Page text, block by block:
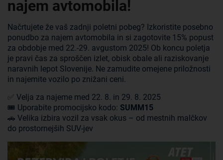
najem avtomobila!
Načrtujete že vaš zadnji poletni pobeg? Izkoristite posebno
ponudbo za najem avtomobila in si zagotovite 15% popust
za obdobje med 22.-29. avgustom 2025! Ob koncu poletja
je pravi čas za sproščen izlet, obisk obale ali raziskovanje
naravnih lepot Slovenije. Ne zamudite omejene priložnosti
in najemite vozilo po znižani ceni.
✅ Velja za najeme med 22. 8. in 29. 8. 2025
🎟️ Uporabite promocijsko kodo: SUMM15
🚗 Velika izbira vozil za vsak okus – od mestnih malčkov
do prostornejših SUV-jev